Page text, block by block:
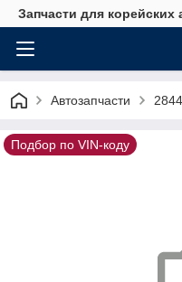
Запчасти для корейских
Автозапчасти
Подбор по VIN-коду